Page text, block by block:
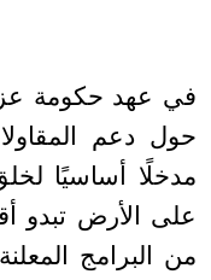
في عهد حكومة
حول دعم
مدخلًا أساسيًا
على الأرض تبدو
من البرامج